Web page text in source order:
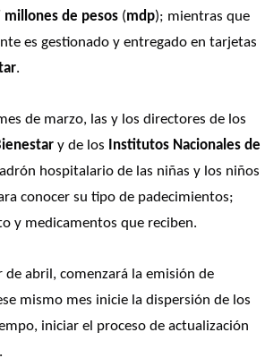
millones de pesos (mdp); mientras que
es gestionado y entregado en tarjetas
.
de marzo, las y los directores de los
y de los
Institutos Nacionales de
hospitalario de las niñas y los niños
conocer su tipo de padecimientos;
y medicamentos que reciben.
abril, comenzará la emisión de
mismo mes inicie la dispersión de los
iniciar el proceso de actualización